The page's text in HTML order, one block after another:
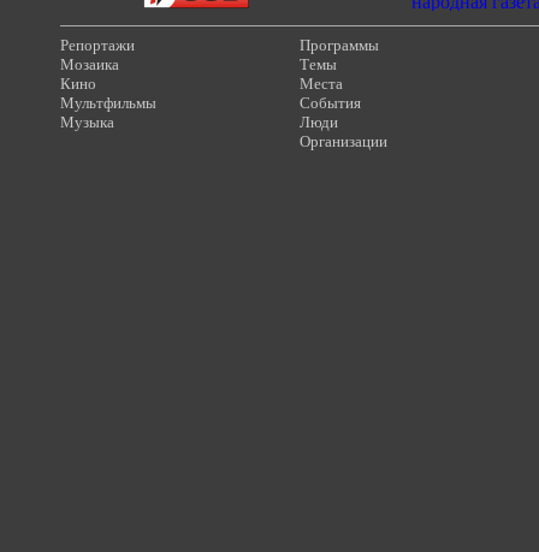
Репортажи
Мозаика
Кино
Мультфильмы
Музыка
Программы
Темы
Места
События
Люди
Организации